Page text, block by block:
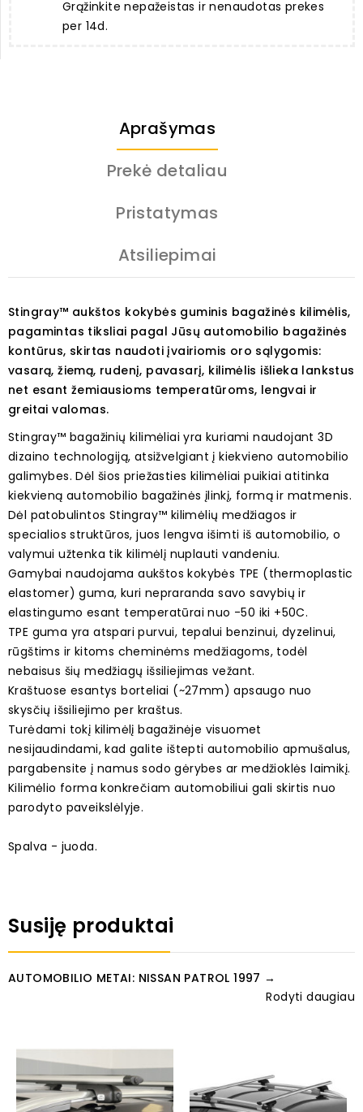
Grąžinkite nepažeistas ir nenaudotas prekes
per 14d.
Aprašymas
Prekė detaliau
Pristatymas
Atsiliepimai
Stingray™ aukštos kokybės guminis bagažinės kilimėlis,
pagamintas tiksliai pagal Jūsų automobilio bagažinės
kontūrus, skirtas naudoti įvairiomis oro sąlygomis:
vasarą, žiemą, rudenį, pavasarį, kilimėlis išlieka lankstus
net esant žemiausioms temperatūroms, lengvai ir
greitai valomas.
Stingray™ bagažinių kilimėliai yra kuriami naudojant 3D
dizaino technologiją, atsižvelgiant į kiekvieno automobilio
galimybes. Dėl šios priežasties kilimėliai puikiai atitinka
kiekvieną automobilio bagažinės įlinkį, formą ir matmenis.
Dėl patobulintos Stingray™ kilimėlių medžiagos ir
specialios struktūros, juos lengva išimti iš automobilio, o
valymui užtenka tik kilimėlį nuplauti vandeniu.
Gamybai naudojama aukštos kokybės TPE (thermoplastic
elastomer) guma, kuri nepraranda savo savybių ir
elastingumo esant temperatūrai nuo -50 iki +50C.
TPE guma yra atspari purvui, tepalui benzinui, dyzelinui,
rūgštims ir kitoms cheminėms medžiagoms, todėl
nebaisus šių medžiagų išsiliejimas vežant.
Kraštuose esantys borteliai (~27mm) apsaugo nuo
skysčių išsiliejimo per kraštus.
Turėdami tokį kilimėlį bagažinėje visuomet
nesijaudindami, kad galite ištepti automobilio apmušalus,
pargabensite į namus sodo gėrybes ar medžioklės laimikį.
Kilimėlio forma konkrečiam automobiliui gali skirtis nuo
parodyto paveikslėlyje.
Spalva - juoda.
Susiję produktai
AUTOMOBILIO METAI: NISSAN PATROL 1997 →
Rodyti daugiau